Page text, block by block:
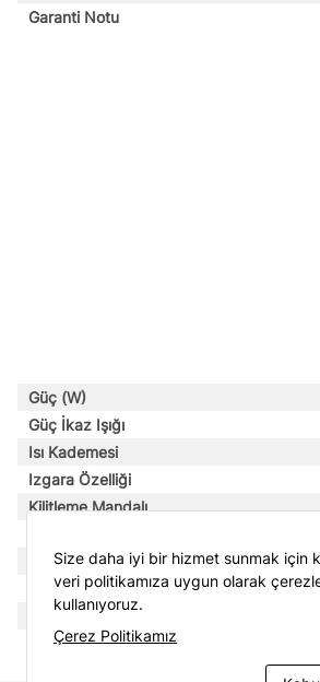
Garanti Notu
Güç (W)
Güç İkaz Işığı
Isı Kademesi
Izgara Özelliği
Kilitleme Mandalı
Plaka Yüzeyi
Renk
Yükseklik Ayarı
Size daha iyi bir hizmet sunmak için
veri politikamıza uygun olarak
kullanıyoruz.
Çerez Politikamız